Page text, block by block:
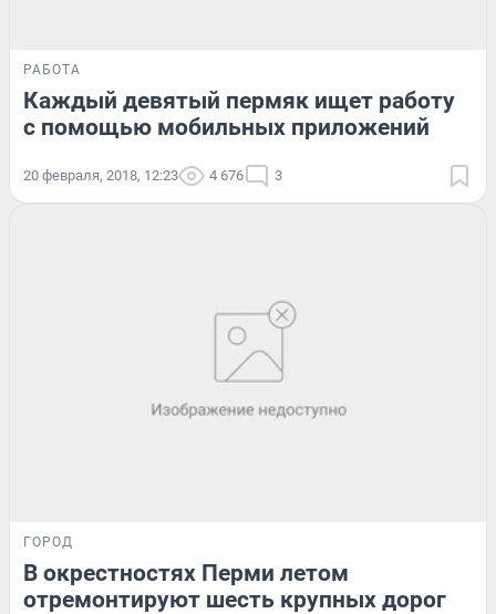
РАБОТА
Каждый девятый пермяк ищет работу
с помощью мобильных приложений
20 февраля, 2018, 12:23 4 676 3
ГОРОД
В окрестностях Перми летом
отремонтируют шесть крупных дорог